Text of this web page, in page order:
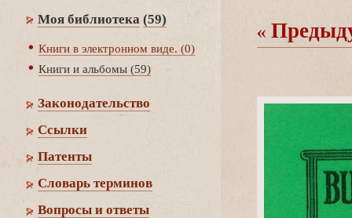
Моя библиотека (59)
Книги в электронном виде. (0)
Книги и альбомы (59)
Законодательство
Cсылки
Патенты
Словарь термино
опросы и ответы